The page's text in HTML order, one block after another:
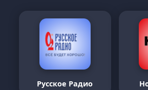
Русское Радио